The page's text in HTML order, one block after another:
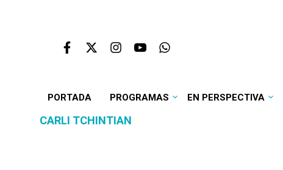
PORTADA PROGRAMAS EN PERSPECTIVA
CARLI TCHINTIAN